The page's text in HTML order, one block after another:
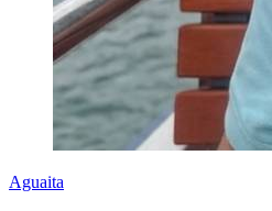
Aguaita